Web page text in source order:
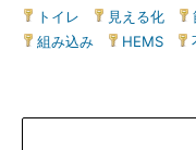
トイレ 見える化
組み込み
HEMS